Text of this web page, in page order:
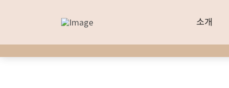
소개
소개